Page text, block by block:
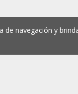
de navegación y